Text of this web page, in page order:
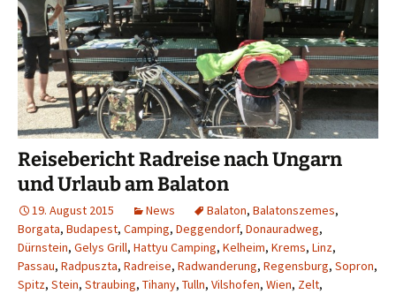
Reisebericht Radreise nach Ungarn
und Urlaub am Balaton
19. August 2015 News Balaton, Balatonszemes,
Borgata, Budapest, Camping, Deggendorf, Donauradweg,
Dürnstein, Gelys Grill, Hattyu Camping, Kelheim, Krems, Linz,
Passau, Radpuszta, Radreise, Radwanderung, Regensburg, Sopron,
Spitz, Stein, Straubing, Tihany, Tulln, Vilshofen, Wien, Zelt,